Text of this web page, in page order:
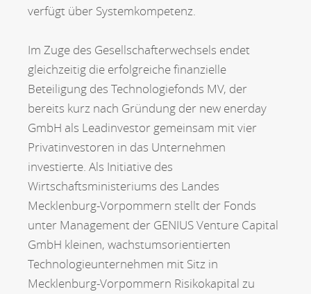
verfügt über Systemkompetenz.
Im Zuge des Gesellschafterwechsels endet
gleichzeitig die erfolgreiche finanzielle
Beteiligung des Technologiefonds MV, der
bereits kurz nach Gründung der new enerday
GmbH als Leadinvestor gemeinsam mit vier
Privatinvestoren in das Unternehmen
investierte. Als Initiative des
Wirtschaftsministeriums des Landes
Mecklenburg-Vorpommern stellt der Fonds
unter Management der GENIUS Venture Capital
GmbH kleinen, wachstumsorientierten
Technologieunternehmen mit Sitz in
Mecklenburg-Vorpommern Risikokapital zu